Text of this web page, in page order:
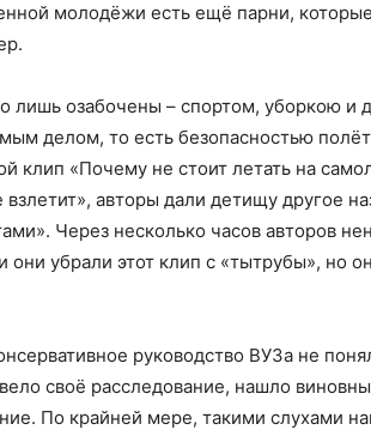
молодёжи есть ещё парни,
лишь озабочены – спортом, уборкою и
делом, то есть безопасностью
клип «Почему не стоит летать на
авторы дали детищу другое
Через несколько часов авторов
они убрали этот клип с «тытрубы», но
руководство ВУЗа не
своё расследование, нашло
По крайней мере, такими слухами